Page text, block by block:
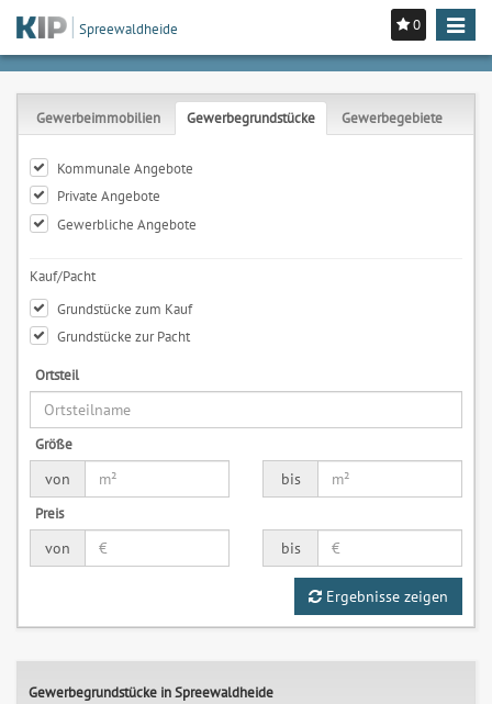
0
Toggle
Spreewaldheide
Gewerbeimmobilien Gewerbegrundstücke Gewerbegebiete
Kommunale Angebote
Private Angebote
Gewerbliche Angebote
Kauf/Pacht
Grundstücke zum Kauf
Grundstücke zur Pacht
Ortsteil
Größe
von
bis
Preis
von
bis
Ergebnisse zeigen
Gewerbegrundstücke in Spreewaldheide